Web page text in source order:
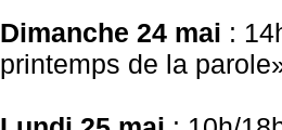
Dimanche 24 mai :
printemps de la